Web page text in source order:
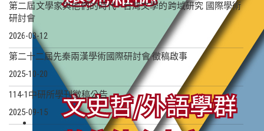
第二屆文學家與他們的時代─台灣文學的跨域研究 國際學術
研討會
2026-03-12
第二十二屆先秦兩漢學術國際研討會 徵稿啟事
2025-10-20
114-1中研所學刊徵稿公告
2025-09-15